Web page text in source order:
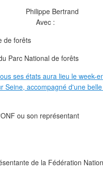
Philippe Bertrand
Avec :
de forêts
Parc National de forêts
ou son représentant
de la Fédération